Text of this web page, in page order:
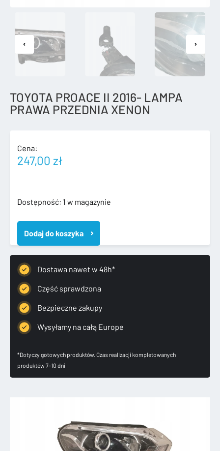
TOYOTA PROACE II 2016- LAMPA
PRAWA PRZEDNIA XENON
Cena:
247,00 zł
Dostępność: 1 w magazynie
ilość
PROACE
2016-
LAMPA
PRAWA
PRZEDNIA
XENON
Dodaj do koszyka
Dostawa nawet w 48h*
Część sprawdzona
Bezpieczne zakupy
Wysyłamy na całą Europe
*Dotyczy gotowych produktów. Czas realizacji kompletowanych
produktów 7-10 dni